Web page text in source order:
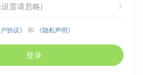

置请忽略)
户协议》 和 《隐私声明》
登录